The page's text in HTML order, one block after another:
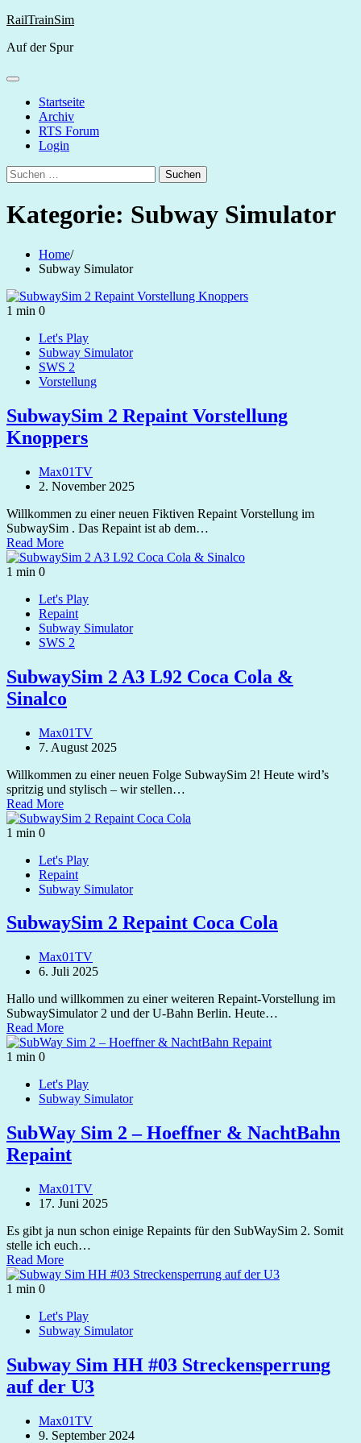
Skip
content
RailTrainSim
Auf der Spur
Startseite
Archiv
RTS Forum
Login
Suchen
nach:
Kategorie: Subway Simulator
Home
Subway Simulator
1 min 0
Let's Play
Subway Simulator
SWS 2
Vorstellung
SubwaySim 2 Repaint Vorstellung
Knoppers
Max01TV
2. November 2025
Willkommen zu einer neuen Fiktiven Repaint Vorstellung im
SubwaySim . Das Repaint ist ab dem…
Read More
1 min 0
Let's Play
Repaint
Subway Simulator
SWS 2
SubwaySim 2 A3 L92 Coca Cola &
Sinalco
Max01TV
7. August 2025
Willkommen zu einer neuen Folge SubwaySim 2! Heute wird’s
spritzig und stylisch – wir stellen…
Read More
1 min 0
Let's Play
Repaint
Subway Simulator
SubwaySim 2 Repaint Coca Cola
Max01TV
6. Juli 2025
Hallo und willkommen zu einer weiteren Repaint-Vorstellung im
SubwaySimulator 2 und der U-Bahn Berlin. Heute…
Read More
1 min 0
Let's Play
Subway Simulator
SubWay Sim 2 – Hoeffner & NachtBahn
Repaint
Max01TV
17. Juni 2025
Es gibt ja nun schon einige Repaints für den SubWaySim 2. Somit
stelle ich euch…
Read More
1 min 0
Let's Play
Subway Simulator
Subway Sim HH #03 Streckensperrung
auf der U3
Max01TV
9. September 2024